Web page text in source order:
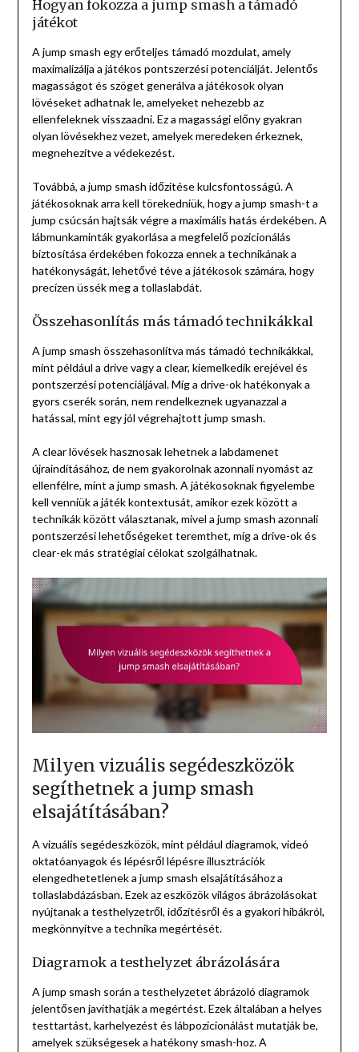
Hogyan fokozza a jump smash a támadó
játékot
A jump smash egy erőteljes támadó mozdulat, amely
maximalizálja a játékos pontszerzési potenciálját. Jelentős
magasságot és szöget generálva a játékosok olyan
lövéseket adhatnak le, amelyeket nehezebb az
ellenfeleknek visszaadni. Ez a magassági előny gyakran
olyan lövésekhez vezet, amelyek meredeken érkeznek,
megnehezítve a védekezést.
Továbbá, a jump smash időzítése kulcsfontosságú. A
játékosoknak arra kell törekedniük, hogy a jump smash-t a
jump csúcsán hajtsák végre a maximális hatás érdekében. A
lábmunkaminták gyakorlása a megfelelő pozicionálás
biztosítása érdekében fokozza ennek a technikának a
hatékonyságát, lehetővé téve a játékosok számára, hogy
precízen üssék meg a tollaslabdát.
Összehasonlítás más támadó technikákkal
A jump smash összehasonlítva más támadó technikákkal,
mint például a drive vagy a clear, kiemelkedik erejével és
pontszerzési potenciáljával. Míg a drive-ok hatékonyak a
gyors cserék során, nem rendelkeznek ugyanazzal a
hatással, mint egy jól végrehajtott jump smash.
A clear lövések hasznosak lehetnek a labdamenet
újraindításához, de nem gyakorolnak azonnali nyomást az
ellenfélre, mint a jump smash. A játékosoknak figyelembe
kell venniük a játék kontextusát, amikor ezek között a
technikák között választanak, mivel a jump smash azonnali
pontszerzési lehetőségeket teremthet, míg a drive-ok és
clear-ek más stratégiai célokat szolgálhatnak.
Milyen vizuális segédeszközök
segíthetnek a jump smash
elsajátításában?
A vizuális segédeszközök, mint például diagramok, videó
oktatóanyagok és lépésről lépésre illusztrációk
elengedhetetlenek a jump smash elsajátításához a
tollaslabdázásban. Ezek az eszközök világos ábrázolásokat
nyújtanak a testhelyzetről, időzítésről és a gyakori hibákról,
megkönnyítve a technika megértését.
Diagramok a testhelyzet ábrázolására
A jump smash során a testhelyzetet ábrázoló diagramok
jelentősen javíthatják a megértést. Ezek általában a helyes
testtartást, karhelyezést és lábpozicionálást mutatják be,
amelyek szükségesek a hatékony smash-hoz. A